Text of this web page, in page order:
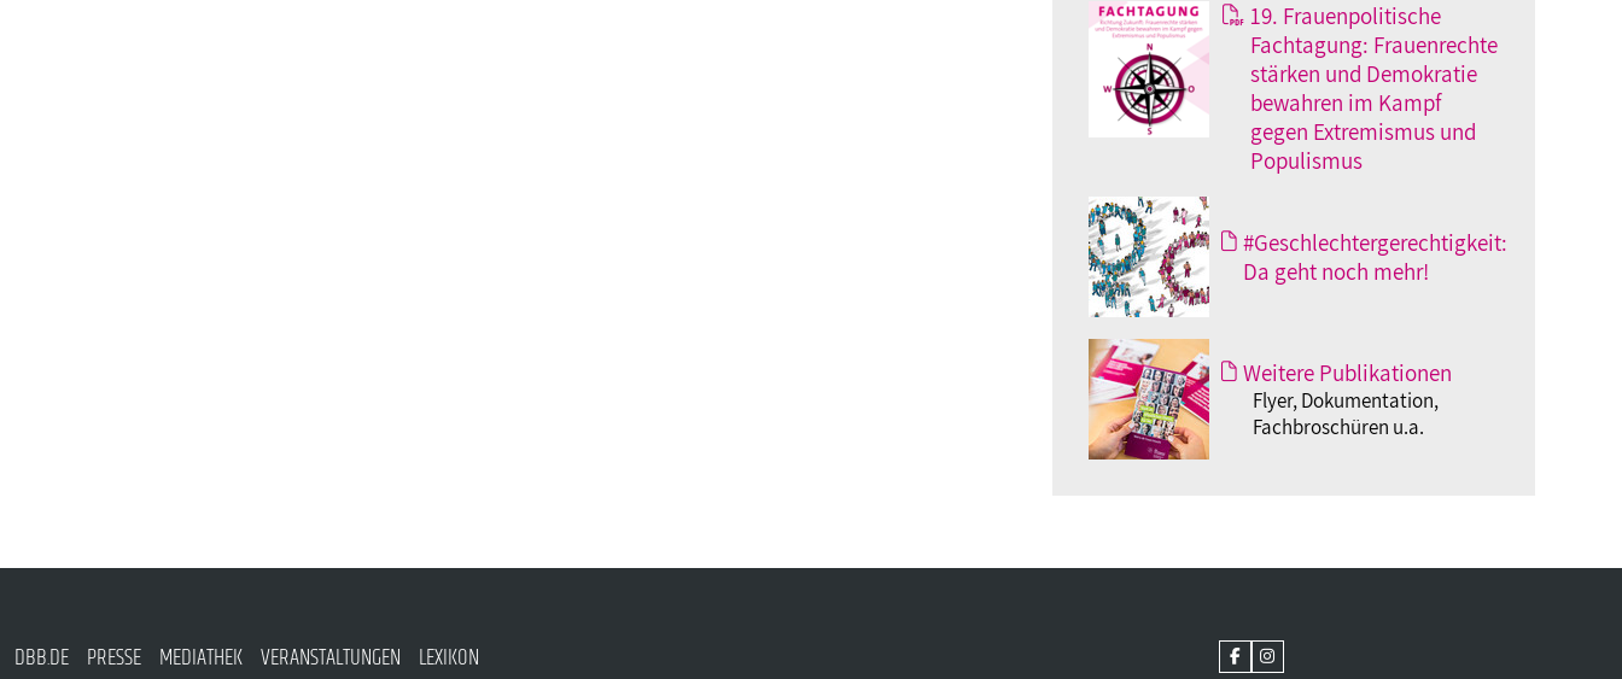
19. Frauenpolitische
Fachtagung: Frauenrechte
stärken und Demokratie
bewahren im Kampf
gegen Extremismus und
Populismus
#Geschlechtergerechtigkeit:
Da geht noch mehr!
Weitere Publikationen
Flyer, Dokumentation,
Fachbroschüren u.a.
DBB.DE PRESSE MEDIATHEK VERANSTALTUNGEN LEXIKON